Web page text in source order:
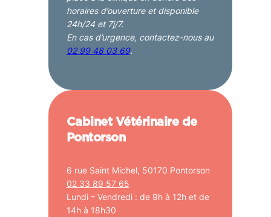
horaires d’ouverture et disponible
24h/24 et 7j/7.
En cas d’urgence, contactez-nous au
02 99 48 03 69.
Cabinet Vétérinaire de
Pontorson
6 rue Saint Michel, 50170 Pontorson
02 33 89 57 65
Lundi – Vendredi : de 9h à 12h et de
14h à 18h30